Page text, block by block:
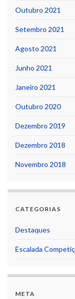
Outubro 2021
Setembro 2021
Agosto 2021
Junho 2021
Janeiro 2021
Outubro 2020
Dezembro 2019
Dezembro 2018
Novembro 2018
CATEGORIAS
Destaques
Escalada
META